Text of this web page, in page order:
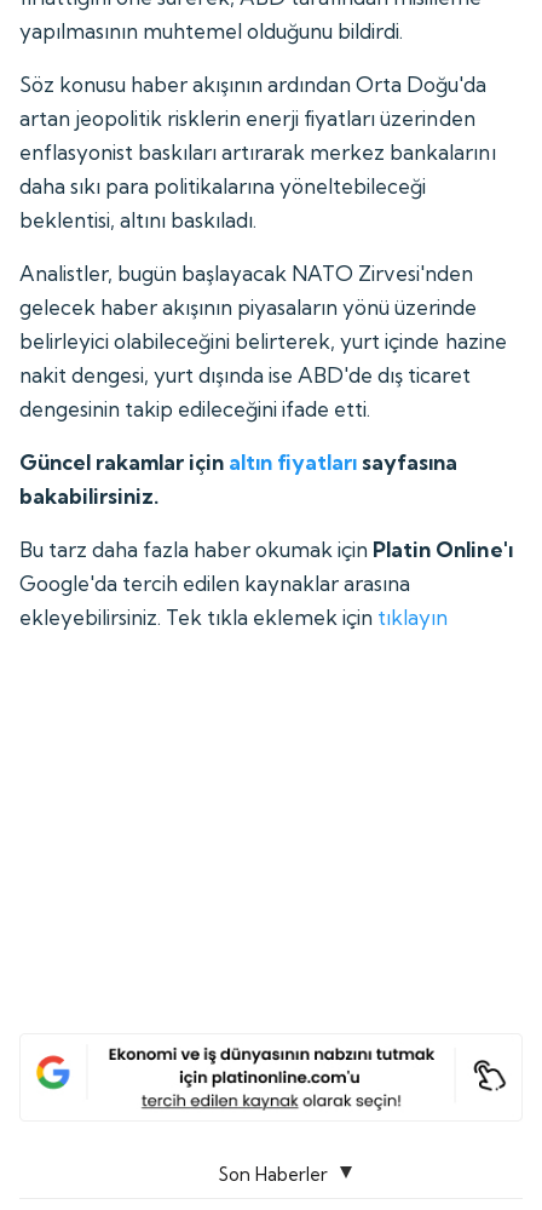
yapılmasının muhtemel olduğunu bildirdi.
Söz konusu haber akışının ardından Orta Doğu'da
artan jeopolitik risklerin enerji fiyatları üzerinden
enflasyonist baskıları artırarak merkez bankalarını
daha sıkı para politikalarına yöneltebileceği
beklentisi, altını baskıladı.
Analistler, bugün başlayacak NATO Zirvesi'nden
gelecek haber akışının piyasaların yönü üzerinde
belirleyici olabileceğini belirterek, yurt içinde hazine
nakit dengesi, yurt dışında ise ABD'de dış ticaret
dengesinin takip edileceğini ifade etti.
Güncel rakamlar için altın fiyatları sayfasına
bakabilirsiniz.
Bu tarz daha fazla haber okumak için Platin Online'ı
Google'da tercih edilen kaynaklar arasına
ekleyebilirsiniz. Tek tıkla eklemek için tıklayın
Son Haberler